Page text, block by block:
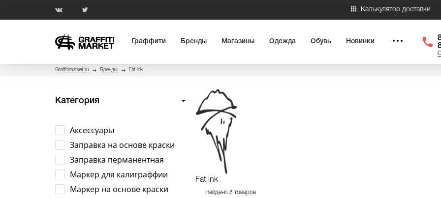
Калькулятор доставки
Граффити Бренды Магазины Одежда Обувь Новинки
Graffitimarket.ru Бренды Fat ink
Категория
Аксессуары
Заправка на основе краски
Заправка перманентная
Маркер для калиграффии
Маркер на основе краски
Fat ink
Найдено 8 товаров